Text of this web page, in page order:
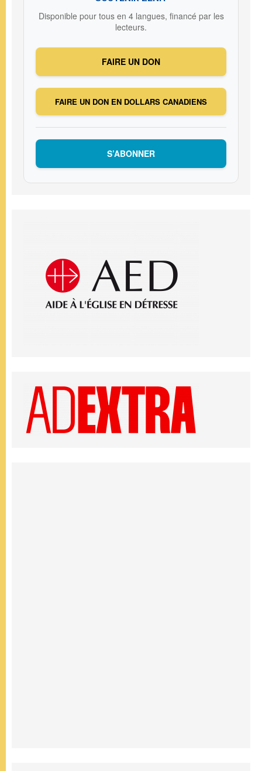
Disponible pour tous en 4 langues, financé par les
lecteurs.
FAIRE UN DON
FAIRE UN DON EN DOLLARS CANADIENS
S’ABONNER